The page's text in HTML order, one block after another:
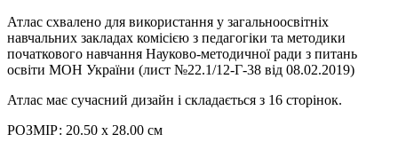
Атлас схвалено для використання у загальноосвітніх
навчальних закладах комісією з педагогіки та методики
початкового навчання Науково-методичної ради з питань
освіти МОН України (лист №22.1/12-Г-38 від 08.02.2019)
Атлас має сучасний дизайн і складається з 16 сторінок.
РОЗМІР: 20.50 х 28.00 см